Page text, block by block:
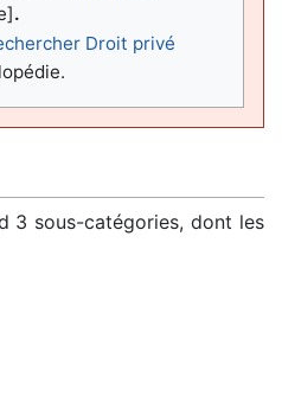
.
Droit privé
3 sous-catégories, dont les